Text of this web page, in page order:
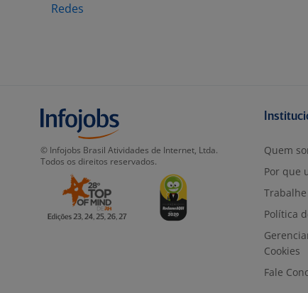
Redes
© Infojobs Brasil Atividades de Internet, Ltda.
Todos os direitos reservados.
Quem
Por que
Política
Cookies
Fale